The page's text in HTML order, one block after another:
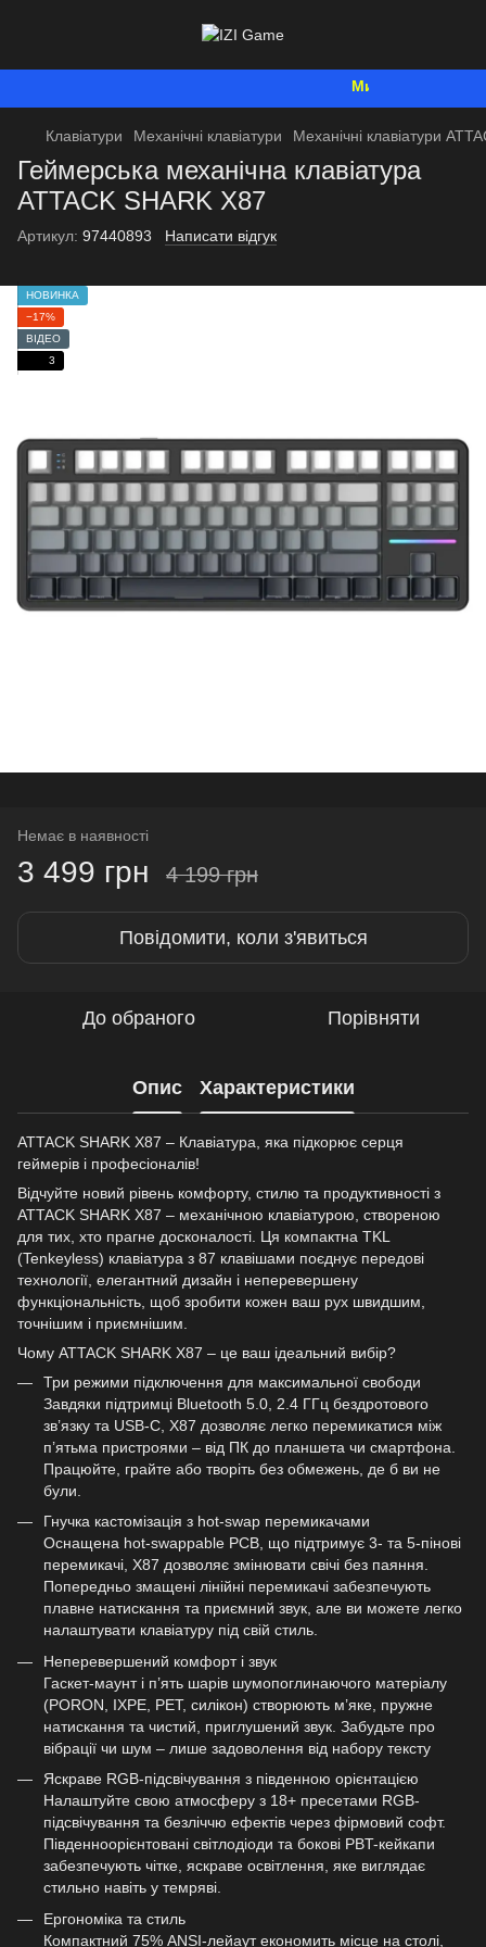
Ми працюємо. Все
Клавіатури Механічні клавіатури Механічні клавіатури
Геймерська механічна клавіатура
ATTACK SHARK X87
Артикул: 97440893 Написати відгук
НОВИНКА
−17%
ВІДЕО
3
Немає в наявності
3 499 грн 4 199 грн
Повідомити, коли з'явиться
До обраного Порівняти
Опис Характеристики
ATTACK SHARK X87 – Клавіатура, яка підкорює серця
геймерів і професіоналів!
Відчуйте новий рівень комфорту, стилю та продуктивності з
ATTACK SHARK X87 – механічною клавіатурою, створеною
для тих, хто прагне досконалості. Ця компактна TKL
(Tenkeyless) клавіатура з 87 клавішами поєднує передові
технології, елегантний дизайн і неперевершену
функціональність, щоб зробити кожен ваш рух швидшим,
точнішим і приємнішим.
Чому ATTACK SHARK X87 – це ваш ідеальний вибір?
Три режими підключення для максимальної свободи
Завдяки підтримці Bluetooth 5.0, 2.4 ГГц бездротового
зв’язку та USB-C, X87 дозволяє легко перемикатися між
п’ятьма пристроями – від ПК до планшета чи смартфона.
Працюйте, грайте або творіть без обмежень, де б ви не
були.
Гнучка кастомізація з hot-swap перемикачами
Оснащена hot-swappable PCB, що підтримує 3- та 5-пінові
перемикачі, X87 дозволяє змінювати свічі без паяння.
Попередньо змащені лінійні перемикачі забезпечують
плавне натискання та приємний звук, але ви можете легко
налаштувати клавіатуру під свій стиль.
Неперевершений комфорт і звук
Гаскет-маунт і п’ять шарів шумопоглинаючого матеріалу
(PORON, IXPE, PET, силікон) створюють м’яке, пружне
натискання та чистий, приглушений звук. Забудьте про
вібрації чи шум – лише задоволення від набору тексту
Яскраве RGB-підсвічування з південною орієнтацією
Налаштуйте свою атмосферу з 18+ пресетами RGB-
підсвічування та безліччю ефектів через фірмовий софт.
Південноорієнтовані світлодіоди та бокові PBT-кейкапи
забезпечують чітке, яскраве освітлення, яке виглядає
стильно навіть у темряві.
Ергономіка та стиль
Компактний 75% ANSI-лейаут економить місце на столі,